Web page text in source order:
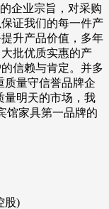
企业宗旨，对采购
证我们的每一件产
升产品价值，多年
批优质实惠的产
信赖与肯定。并多
质量守信誉品牌企
量明天的市场，我
馆家具第一品牌的
股)